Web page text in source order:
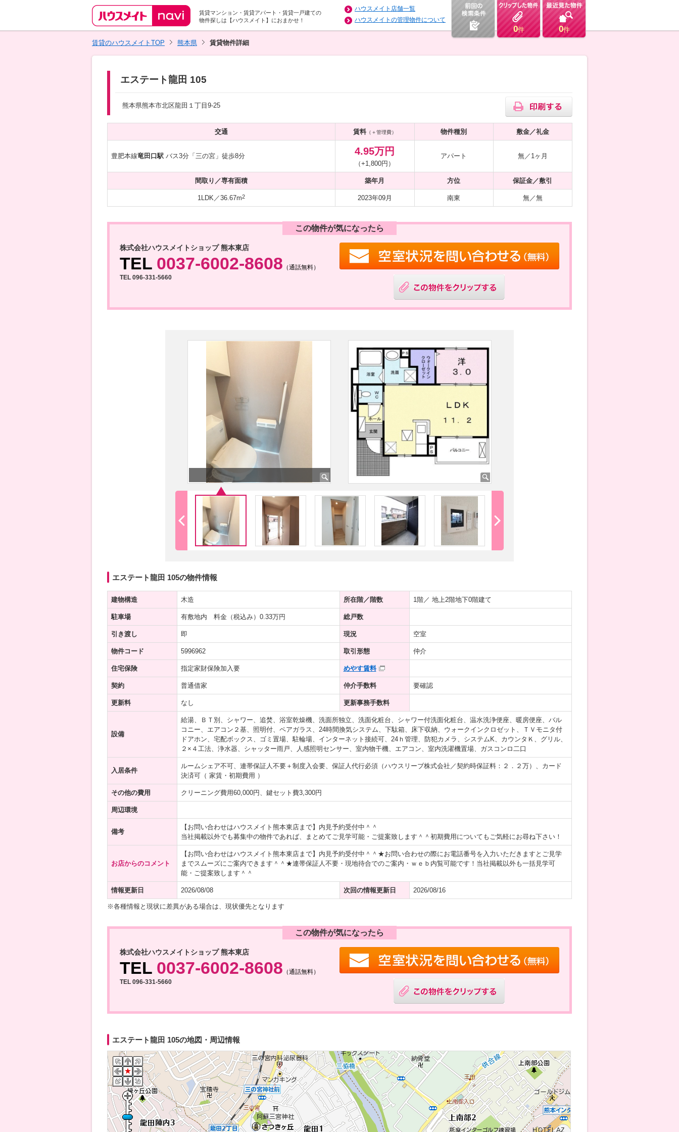
賃貸マンション・賃貸アパート・賃貸一戸建ての
物件探しは【ハウスメイト】におまかせ！
ハウスメイト店舗一覧
ハウスメイトの管理物件について
0件 0件
賃貸のハウスメイトTOP
熊本県 賃貸物件詳細
エステート龍田 105
熊本県熊本市北区龍田１丁目9-25
交通 賃料（＋管理費） 物件種別 敷金／礼金
豊肥本線竜田口駅バス3分「三の宮」徒歩8分 4.95万円
（+1,800円）
アパート 無／1ヶ月
間取り／専有面積 築年月 方位 保証金／敷引
1LDK／36.67m2 2023年09月 南東 無／無
この物件が気になったら
株式会社ハウスメイトショップ 熊本東店
TEL 0037-6002-8608 （通話無料）
TEL 096-331-5660
エステート龍田 105の物件情報
建物構造 木造 所在階／階数 1階／ 地上2階地下0階建て
駐車場 有敷地内 料金（税込み）0.33万円 総戸数
引き渡し 即 現況 空室
物件コード 5996962 取引形態 仲介
住宅保険 指定家財保険加入要 めやす賃料
契約 普通借家 仲介手数料 要確認
更新料 なし 更新事務手数料
設備
給湯、ＢＴ別、シャワー、追焚、浴室乾燥機、洗面所独立、洗面化粧台、シャワー付洗面化粧台、温水洗浄便座、暖房便座、バル
コニー、エアコン２基、照明付、ペアガラス、24時間換気システム、下駄箱、床下収納、ウォークインクロゼット、ＴＶモニタ付
ドアホン、宅配ボックス、ゴミ置場、駐輪場、インターネット接続可、24ｈ管理、防犯カメラ、システムK、カウンタＫ、グリル、
２×４工法、浄水器、シャッター雨戸、人感照明センサー、室内物干機、エアコン、室内洗濯機置場、ガスコンロ二口
入居条件
ルームシェア不可、連帯保証人不要＋制度入会要、保証人代行必須（ハウスリーブ株式会社／契約時保証料：２．２万）、カード
決済可（ 家賃・初期費用 ）
その他の費用 クリーニング費用60,000円、鍵セット費3,300円
周辺環境
備考
【お問い合わせはハウスメイト熊本東店まで】内見予約受付中＾＾
当社掲載以外でも募集中の物件であれば、まとめてご見学可能・ご提案致します＾＾初期費用についてもご気軽にお尋ね下さい！
お店からのコメント
【お問い合わせはハウスメイト熊本東店まで】内見予約受付中＾＾★お問い合わせの際にお電話番号を入力いただきますとご見学
までスムーズにご案内できます＾＾★連帯保証人不要・現地待合でのご案内・ｗｅｂ内覧可能です！当社掲載以外も一括見学可
能・ご提案致します＾＾
情報更新日 2026/08/08 次回の情報更新日 2026/08/16
※各種情報と現状に差異がある場合は、現状優先となります
この物件が気になったら
株式会社ハウスメイトショップ 熊本東店
TEL 0037-6002-8608 （通話無料）
TEL 096-331-5660
エステート龍田 105の地図・周辺情報